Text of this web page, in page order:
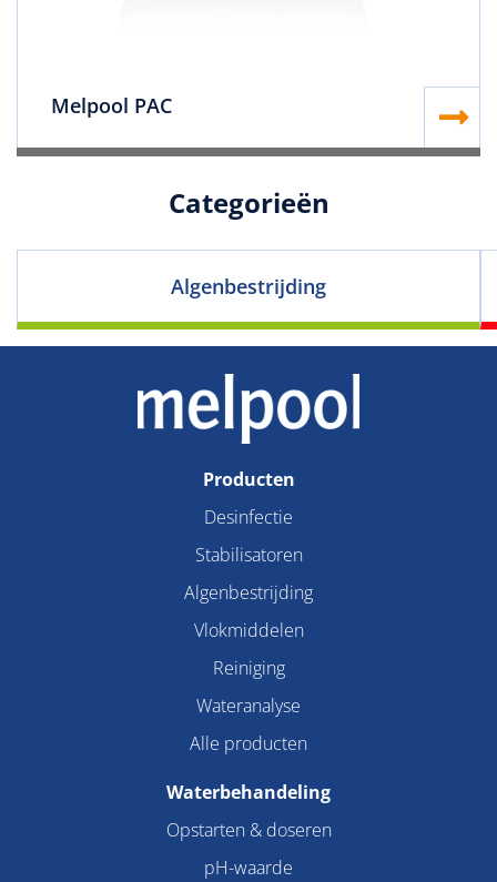
Melpool PAC
Categorieën
Algenbestrijding
Producten
Desinfectie
Stabilisatoren
Algenbestrijding
Vlokmiddelen
Reiniging
Wateranalyse
Alle producten
Waterbehandeling
Opstarten & doseren
pH-waarde